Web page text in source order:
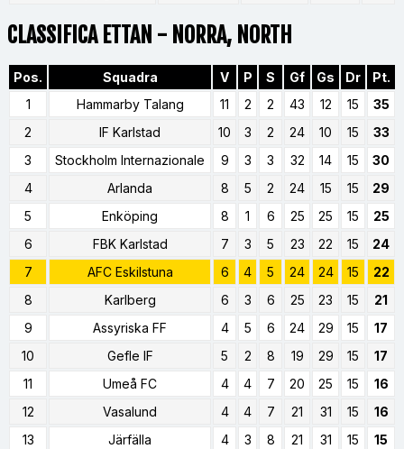
CLASSIFICA ETTAN - NORRA, NORTH
Pos. Squadra V P S Gf Gs Dr
Pt.
1
Hammarby Talang 11 2 2 43 12 15
35
2
IF Karlstad 10 3 2 24 10 15
33
3
Stockholm Internazionale 9 3 3 32 14 15
30
4
Arlanda 8 5 2 24 15 15
29
5
Enköping 8 1 6 25 25 15
25
6
FBK Karlstad 7 3 5 23 22 15
24
7
AFC Eskilstuna 6 4 5 24 24 15
22
8
Karlberg 6 3 6 25 23 15
21
9
Assyriska FF 4 5 6 24 29 15
17
10
Gefle IF 5 2 8 19 29 15
17
11
Umeå FC 4 4 7 20 25 15
16
12
Vasalund 4 4 7 21 31 15
16
13
Järfälla 4 3 8 21 31 15
15